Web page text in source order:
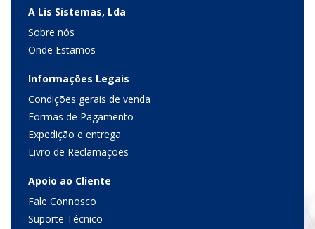
A Lis Sistemas, Lda
Sobre nós
Onde Estamos
Informações Legais
Condições gerais de venda
Formas de Pagamento
Expedição e entrega
Livro de Reclamações
Apoio ao Cliente
Fale Connosco
Suporte Técnico